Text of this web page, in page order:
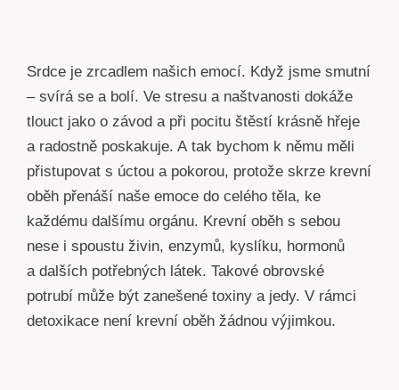
Srdce je zrcadlem našich emocí. Když jsme smutní
– svírá se a bolí. Ve stresu a naštvanosti dokáže
tlouct jako o závod a při pocitu štěstí krásně hřeje
a radostně poskakuje. A tak bychom k němu měli
přistupovat s úctou a pokorou, protože skrze krevní
oběh přenáší naše emoce do celého těla, ke
každému dalšímu orgánu. Krevní oběh s sebou
nese i spoustu živin, enzymů, kyslíku, hormonů
a dalších potřebných látek. Takové obrovské
potrubí může být zanešené toxiny a jedy. V rámci
detoxikace není krevní oběh žádnou výjimkou.